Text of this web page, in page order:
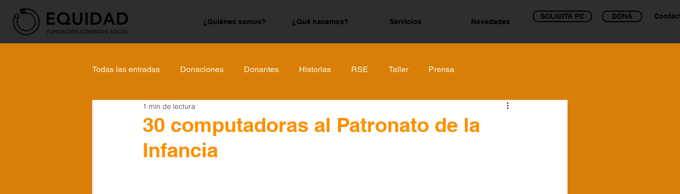
¿Quiénes somos? ¿Qué hacemos? Servicios Novedades
SOLICITÁ PC DONÁ
Todas las entradas Donaciones Donantes Historias RSE Taller Prensa
30 computadoras al Patronato de la
Infancia
1 min de lectura